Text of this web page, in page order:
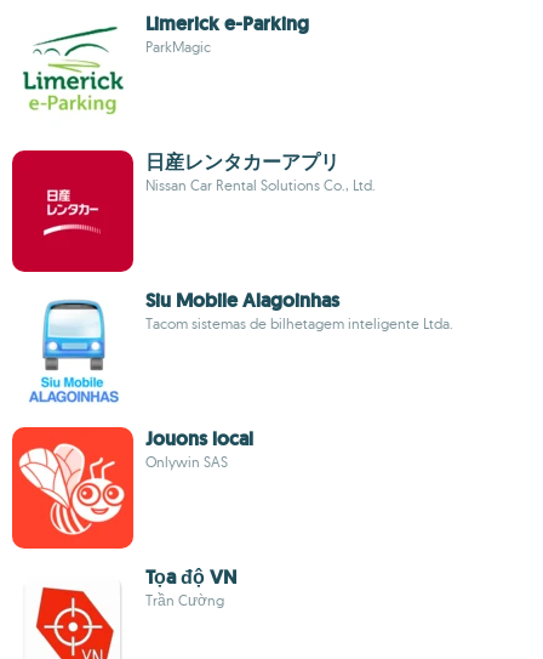
Limerick e-Parking
ParkMagic
日産レンタカーアプリ
Nissan Car Rental Solutions Co., Ltd.
Siu Mobile Alagoinhas
Tacom sistemas de bilhetagem inteligente Ltda.
Jouons local
Onlywin SAS
Tọa độ VN
Trần Cường